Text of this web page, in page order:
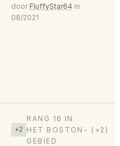
door FluffyStar64 in
08/2021
+2
RANG 16 IN
HET BOSTON-
GEBIED
(+2)